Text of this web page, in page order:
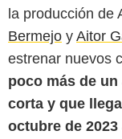
la producción de
Bermejo y Aitor
estrenar nuevos
poco más de
corta y que
octubre de